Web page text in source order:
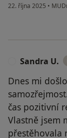
22. října 2025 •
Sandra U.
Dnes mi
čas pozitivní
Vlastně jsem
přestěhovala